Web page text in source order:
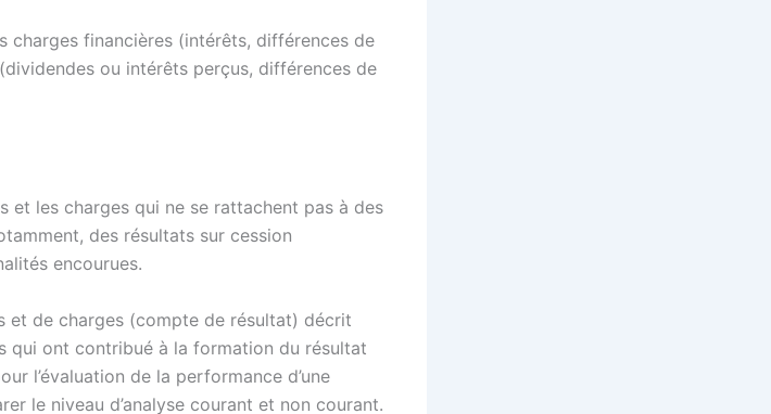
charges financières (intérêts, différences de
ou intérêts perçus, différences de
et les charges qui ne se rattachent pas à des
des résultats sur cession
encourues.
et de charges (compte de résultat) décrit
qui ont contribué à la formation du résultat
l’évaluation de la performance d’une
le niveau d’analyse courant et non courant.